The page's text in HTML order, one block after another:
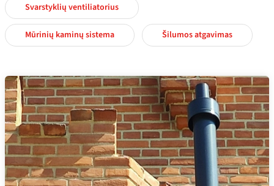
Svarstyklių ventiliatorius
Mūrinių kaminų sistema Šilumos atgavimas